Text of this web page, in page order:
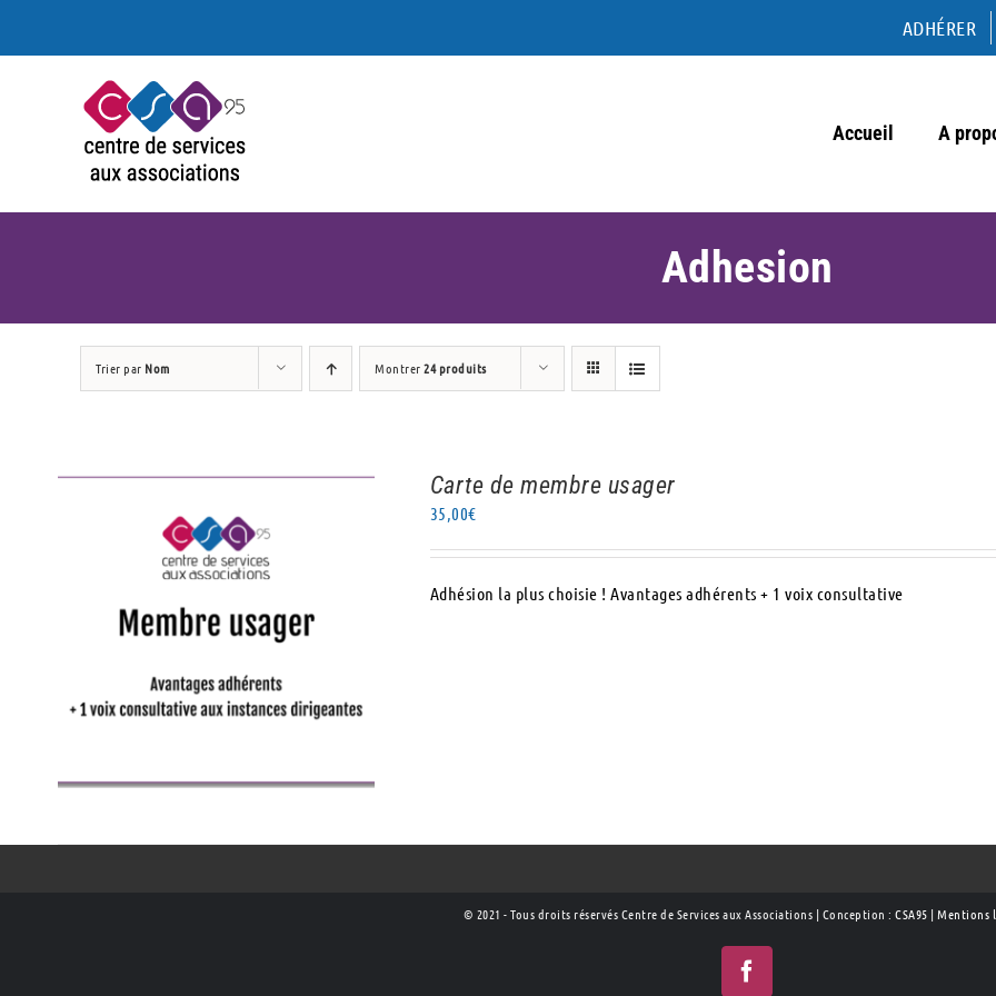
ADHÉRER
Accueil A
Adhesion
Trier par Nom Montrer24 produits
AJOUTER AU PANIER / DÉTAILS
Carte de membre usager
35,00€
Adhésion la plus choisie ! Avantages adhérents + 1 voix consultative
© 2021 - Tous droits réservés Centre de Services aux Associations | Conception :CSA95 |Mentions
Facebook